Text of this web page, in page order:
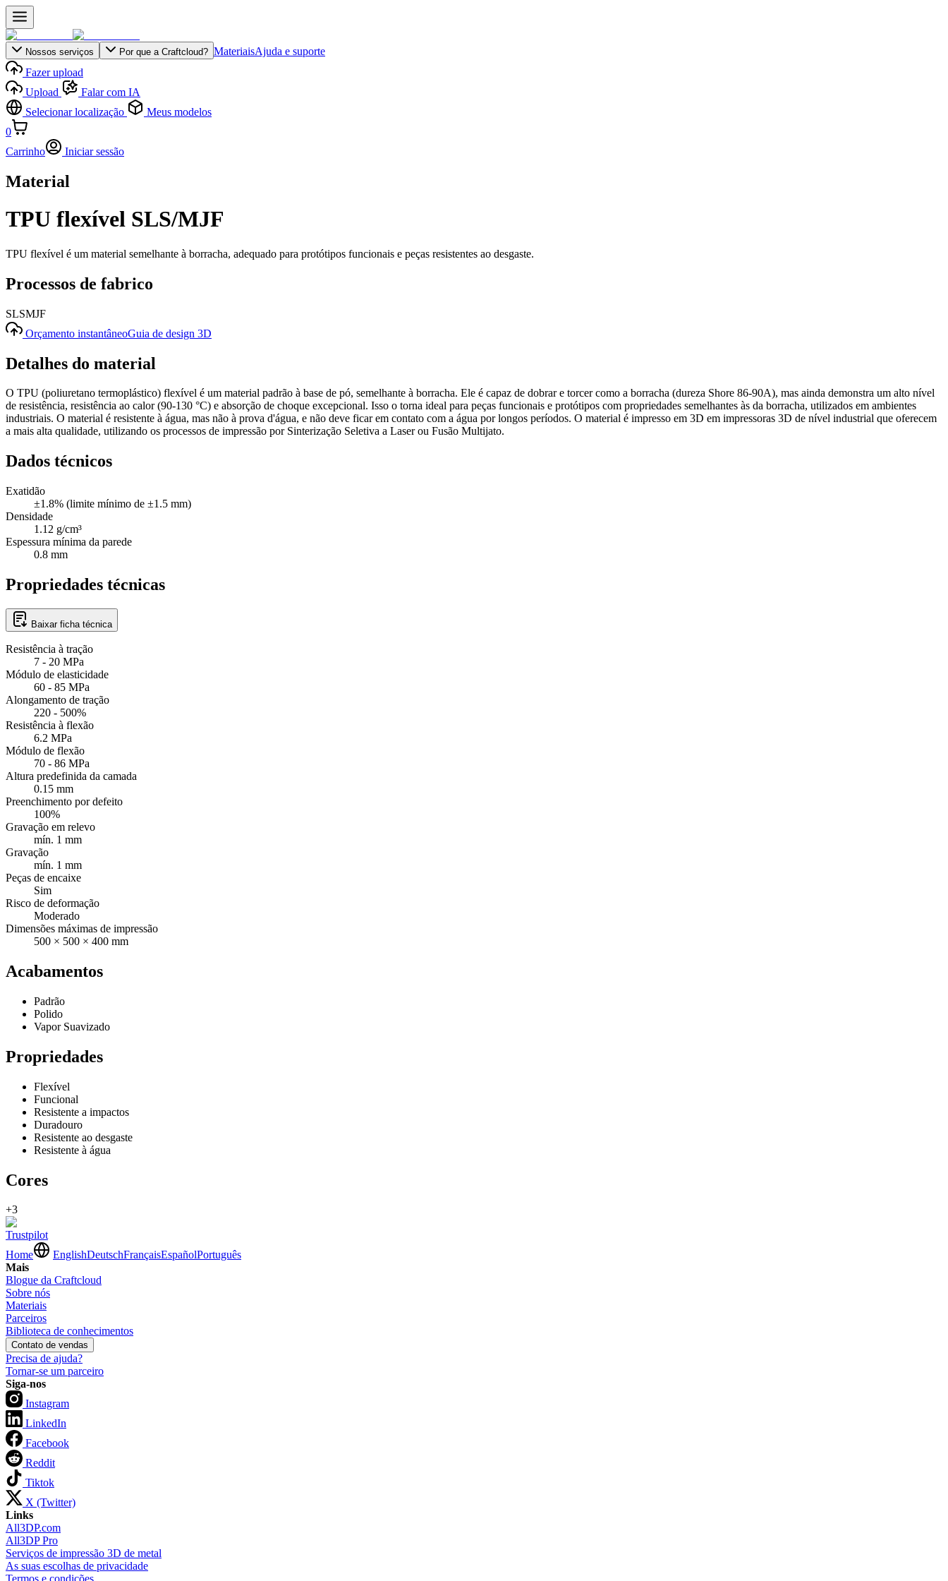
Nossos serviços Por que a Craftcloud? MateriaisAjuda e suporte
Fazer upload
Upload
Falar com IA
Selecionar localização
Meus modelos
0
Carrinho
Iniciar sessão
Material
TPU flexível SLS/MJF
TPU flexível é um material semelhante à borracha, adequado para protótipos funcionais e peças resistentes ao desgaste.
Processos de fabrico
SLSMJF
Orçamento instantâneoGuia de design 3D
Detalhes do material
O TPU (poliuretano termoplástico) flexível é um material padrão à base de pó, semelhante à borracha. Ele é capaz de dobrar e torcer como a borracha (dureza Shore 86-90A), mas ainda demonstra um alto nível
de resistência, resistência ao calor (90-130 °C) e absorção de choque excepcional. Isso o torna ideal para peças funcionais e protótipos com propriedades semelhantes às da borracha, utilizados em ambientes
industriais. O material é resistente à água, mas não à prova d'água, e não deve ficar em contato com a água por longos períodos. O material é impresso em 3D em impressoras 3D de nível industrial que oferecem
a mais alta qualidade, utilizando os processos de impressão por Sinterização Seletiva a Laser ou Fusão Multijato.
Dados técnicos
Exatidão
±1.8% (limite mínimo de ±1.5 mm)
Densidade
1.12 g/cm³
Espessura mínima da parede
0.8 mm
Propriedades técnicas
Baixar ficha técnica
Resistência à tração
7 - 20 MPa
Módulo de elasticidade
60 - 85 MPa
Alongamento de tração
220 - 500%
Resistência à flexão
6.2 MPa
Módulo de flexão
70 - 86 MPa
Altura predefinida da camada
0.15 mm
Preenchimento por defeito
100%
Gravação em relevo
mín. 1 mm
Gravação
mín. 1 mm
Peças de encaixe
Sim
Risco de deformação
Moderado
Dimensões máximas de impressão
500 × 500 × 400 mm
Acabamentos
Padrão
Polido
Vapor Suavizado
Propriedades
Flexível
Funcional
Resistente a impactos
Duradouro
Resistente ao desgaste
Resistente à água
Cores
+3
Trustpilot
Home
EnglishDeutschFrançaisEspañolPortuguês
Mais
Blogue da Craftcloud
Sobre nós
Materiais
Parceiros
Biblioteca de conhecimentos
Contato de vendas
Precisa de ajuda?
Tornar-se um parceiro
Siga-nos
Instagram
LinkedIn
Facebook
Reddit
Tiktok
X (Twitter)
Links
All3DP.com
All3DP Pro
Serviços de impressão 3D de metal
As suas escolhas de privacidade